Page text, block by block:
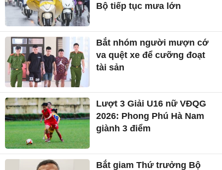
Bộ tiếp tục mưa lớn
Bắt nhóm người mượn cớ
va quệt xe để cưỡng đoạt
tài sản
Lượt 3 Giải U16 nữ VĐQG
2026: Phong Phú Hà Nam
giành 3 điểm
Bắt giam Thứ trưởng Bộ